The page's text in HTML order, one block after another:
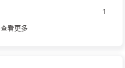
1
查看更多